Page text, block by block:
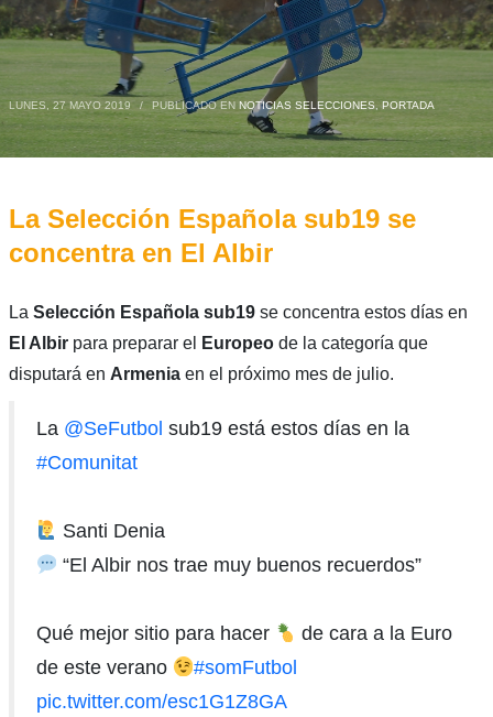
LUNES, 27 MAYO 2019 / PUBLICADO EN NOTICIAS SELECCIONES,PORTADA
La Selección Española sub19 se
concentra en El Albir
La Selección Española sub19 se concentra estos días en
El Albirpara preparar el Europeode la categoría que
disputará en Armeniaen el próximo mes de julio.
La @SeFutbol sub19 está estos días en la
#Comunitat
Santi Denia
“El Albir nos trae muy buenos recuerdos”
Qué mejor sitio para hacer
de cara a la Euro
de este verano
#somFutbol
pic.twitter.com/esc1G1Z8GA